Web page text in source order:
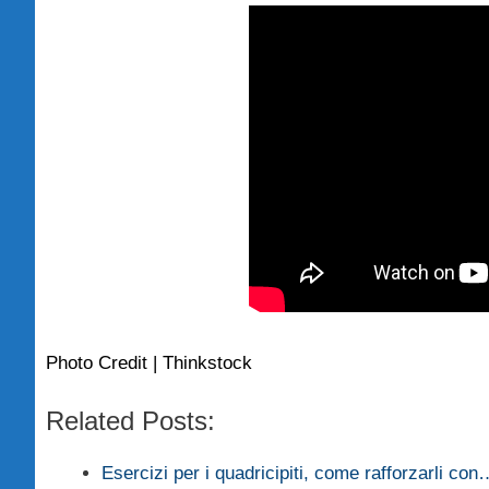
Photo Credit | Thinkstock
Related Posts:
Esercizi per i quadricipiti, come rafforzarli